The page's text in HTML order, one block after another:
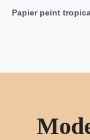
Papier peint